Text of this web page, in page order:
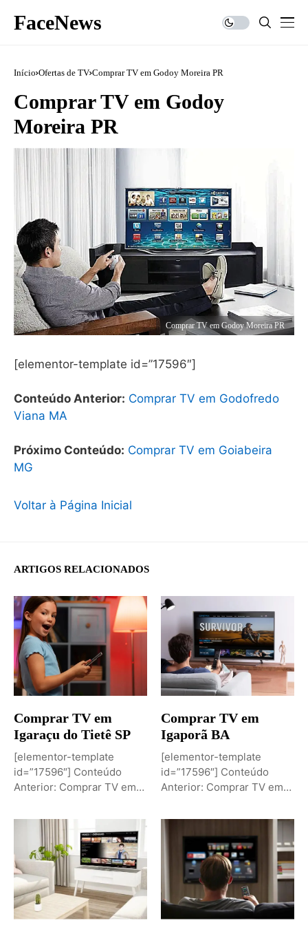
FaceNews
Início Ofertas de TV Comprar TV em Godoy Moreira PR
Comprar TV em Godoy
Moreira PR
Comprar TV em Godoy Moreira PR
[elementor-template id=”17596″]
Conteúdo Anterior: Comprar TV em Godofredo
Viana MA
Próximo Conteúdo: Comprar TV em Goiabeira
MG
Voltar à Página Inicial
ARTIGOS RELACIONADOS
Comprar TV em
Igaraçu do Tietê SP
[elementor-template
id=”17596″] Conteúdo
Anterior: Comprar TV em
Conteúdo: Sobremesa de...
Comprar TV em
Igaporã BA
[elementor-template
id=”17596″] Conteúdo
Anterior: Comprar TV em
Comprar TV...